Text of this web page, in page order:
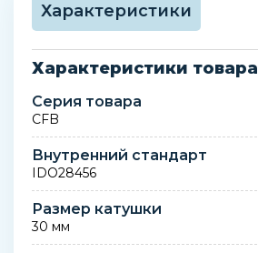
Характеристики
Характеристики товара
Серия товара
CFB
Внутренний стандарт
IDO28456
Размер катушки
30 мм